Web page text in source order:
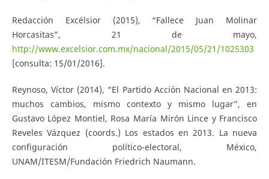
Redacción Excélsior (2015), “Fallece Juan Molinar
Horcasitas”, 21 de mayo,
http://www.excelsior.com.mx/nacional/2015/05/21/1025303
[consulta: 15/01/2016].
Reynoso, Víctor (2014), “El Partido Acción Nacional en 2013:
muchos cambios, mismo contexto y mismo lugar”, en
Gustavo López Montiel, Rosa María Mirón Lince y Francisco
Reveles Vázquez (coords.) Los estados en 2013. La nueva
configuración político-electoral, México,
UNAM/ITESM/Fundación Friedrich Naumann.